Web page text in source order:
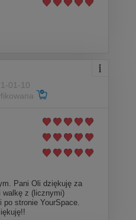
01-10
Pani Oli dziękuję za
walkę z (licznymi)
stronie YourSpace.